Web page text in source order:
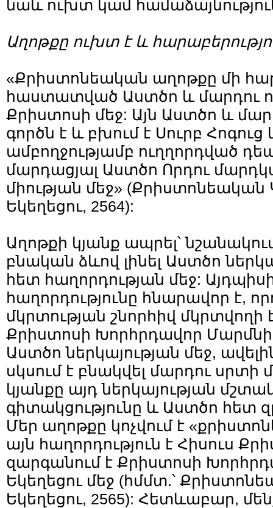
նաև ուխտ կամ
Աղոթքը ուխտ է և
«Քրիստոնեական աղոթքը մի
հաստատված Աստծո և մարդու
Քրիստոսի մեջ: Այն Աստծո և
գործն է և բխում է Սուրբ Հոգուց
ամբողջությամբ ուղղորդված
մարդացյալ Աստծո Որդու
միության մեջ» (Քրիստոնեական
Եկեղեցու, 2564):
Աղոթքի կյանք ապրել՝
բնական ձևով լինել Աստծո
հետ հաղորդության մեջ:
հաղորդությունը հնարավոր է,
մկրտության շնորհիվ մկրտվողի
Քրիստոսի Խորհրդավոր
Աստծո ներկայության մեջ,
սկսում է բնակվել մարդու սրտի
կյանքը այդ ներկայության
գիտակցությունը և Աստծո հետ
Մեր աղոթքը կոչվում է
այն հաղորդություն է Հիսուս
զարգանում է Քրիստոսի
Եկեղեցու մեջ (հմմտ.՝
Եկեղեցու, 2565): Հետևաբար,